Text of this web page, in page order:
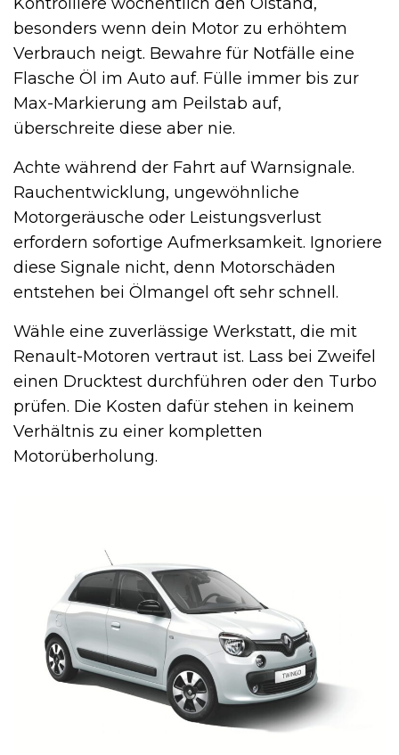
besonders wenn dein Motor zu erhöhtem
Verbrauch neigt. Bewahre für Notfälle eine
Flasche Öl im Auto auf. Fülle immer bis zur
Max-Markierung am Peilstab auf,
überschreite diese aber nie.
Achte während der Fahrt auf Warnsignale.
Rauchentwicklung, ungewöhnliche
Motorgeräusche oder Leistungsverlust
erfordern sofortige Aufmerksamkeit. Ignoriere
diese Signale nicht, denn Motorschäden
entstehen bei Ölmangel oft sehr schnell.
Wähle eine zuverlässige Werkstatt, die mit
Renault-Motoren vertraut ist. Lass bei Zweifel
einen Drucktest durchführen oder den Turbo
prüfen. Die Kosten dafür stehen in keinem
Verhältnis zu einer kompletten
Motorüberholung.